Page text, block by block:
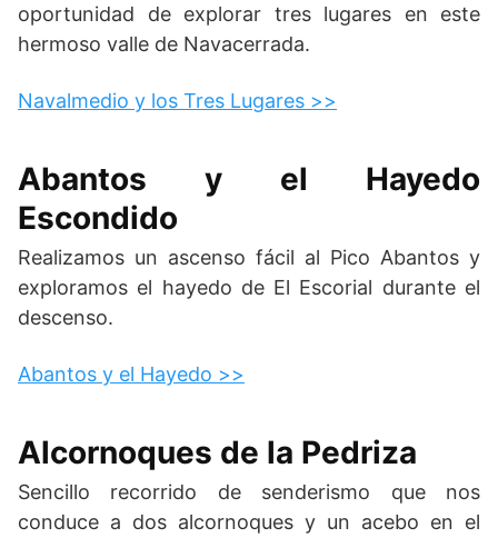
oportunidad de explorar tres lugares en este
hermoso valle de Navacerrada.
Navalmedio y los Tres Lugares >>
Abantos y el Hayedo
Escondido
Realizamos un ascenso fácil al Pico Abantos y
exploramos el hayedo de El Escorial durante el
descenso.
Abantos y el Hayedo >>
Alcornoques de la Pedriza
Sencillo recorrido de senderismo que nos
conduce a dos alcornoques y un acebo en el